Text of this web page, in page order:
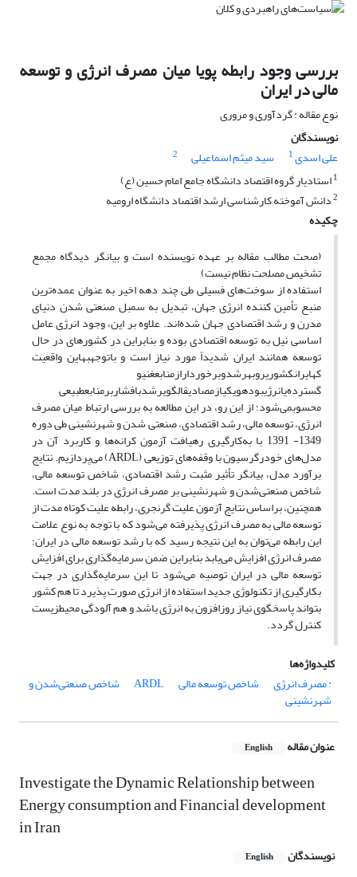
بررسی وجود رابطه پویا میان مصرف انرژی و توسعه
مالی در ایران
نوع مقاله : گردآوری و مروری
نویسندگان
علی اسدی1 سید میثم اسماعیلی
2
1استادیار گروه اقتصاد دانشگاه جامع امام حسین (ع)
2دانش آموخته کارشناسی ارشد اقتصاد دانشگاه ارومیه
چکیده
(صحت مطالب مقاله بر عهده نویسنده است و بیانگر دیدگاه مجمع
تشخیص مصلحت نظام نیست)
استفاده از سوخت‌های فسیلی طی چند دهه اخیر به عنوان عمده‌ترین
منبع تأمین کننده انرژی جهان، تبدیل به سمبل صنعتی شدن دنیای
مدرن و رشد اقتصادی جهان شده‌اند. علاوه بر این، وجود انرژی عامل
اساسی نیل به توسعه اقتصادی بوده و بنابراین در کشورهای در حال
توسعه همانند ایران شدیداً مورد نیاز است و باتوجهبهاین واقعیت
کهایرانکشوریروبهرشدوبرخوردارازمنابعغنیو
گسترده‌یانرژیبودهویکیازمصادیقالگویرشدبافشاربرمنابعطبیعی
محسوبمی‌شود؛ از این رو، در این مطالعه به بررسی ارتباط میان مصرف
انرژی، توسعه مالی، رشد اقتصادی، صنعتی شدن و شهرنشینی طی دوره
1349- 1391 با به‌کارگیری رهیافت آزمون کرانه‌ها و کاربرد آن در
مدل‌های خودرگرسیون با وقفه‌های توزیعی (ARDL) می‌پردازیم. نتایج
برآورد مدل، بیانگر تأثیر مثبت رشد اقتصادی، شاخص توسعه مالی،
شاخص صنعتی‌شدن و شهرنشینی بر مصرف انرژی در بلند مدت است.
همچنین، براساس نتایج آزمون علیت گرنجری، رابطه علیت کوتاه مدت از
توسعه مالی به مصرف انرژی پذیرفته می‌شود که با توجه به نوع علامت
این رابطه می‌توان به این نتیجه رسید که با رشد توسعه مالی در ایران؛
مصرف انرژی افزایش می‌یابد بنابراین ضمن سرمایه‌گذاری برای افزایش
توسعه مالی در ایران توصیه می‌شود تا این سرمایه‌گذاری در جهت
بکارگیری از تکنولوژی جدید استفاده از انرژی صورت پذیرد تا هم کشور
بتواند پاسخگوی نیاز روزافزون به انرژی باشد و هم آلودگی محیطزیست
کنترل گردد.
کلیدواژه‌ها
: مصرف انرژی
شاخص توسعه مالی ARDL شاخص صنعتی‌شدن و
شهرنشینی
عنوان مقاله English
Investigate the Dynamic Relationship between
Energy consumption and Financial development
in Iran
نویسندگان English